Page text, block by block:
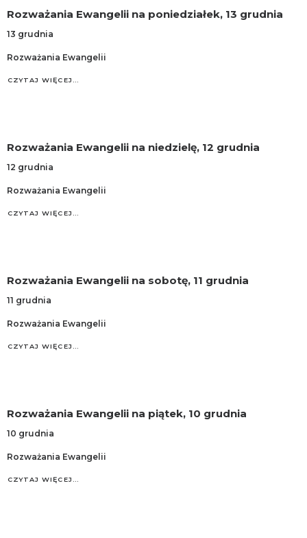
Rozważania Ewangelii na poniedziałek, 13 grudnia
13 grudnia
Rozważania Ewangelii
CZYTAJ WIĘCEJ…
Rozważania Ewangelii na niedzielę, 12 grudnia
12 grudnia
Rozważania Ewangelii
CZYTAJ WIĘCEJ…
Rozważania Ewangelii na sobotę, 11 grudnia
11 grudnia
Rozważania Ewangelii
CZYTAJ WIĘCEJ…
Rozważania Ewangelii na piątek, 10 grudnia
10 grudnia
Rozważania Ewangelii
CZYTAJ WIĘCEJ…